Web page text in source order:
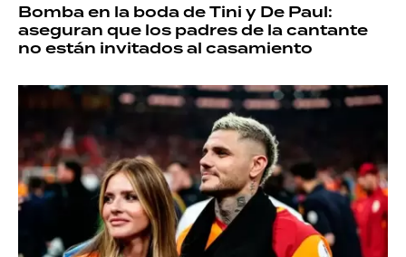
Bomba en la boda de Tini y De Paul:
aseguran que los padres de la cantante
no están invitados al casamiento